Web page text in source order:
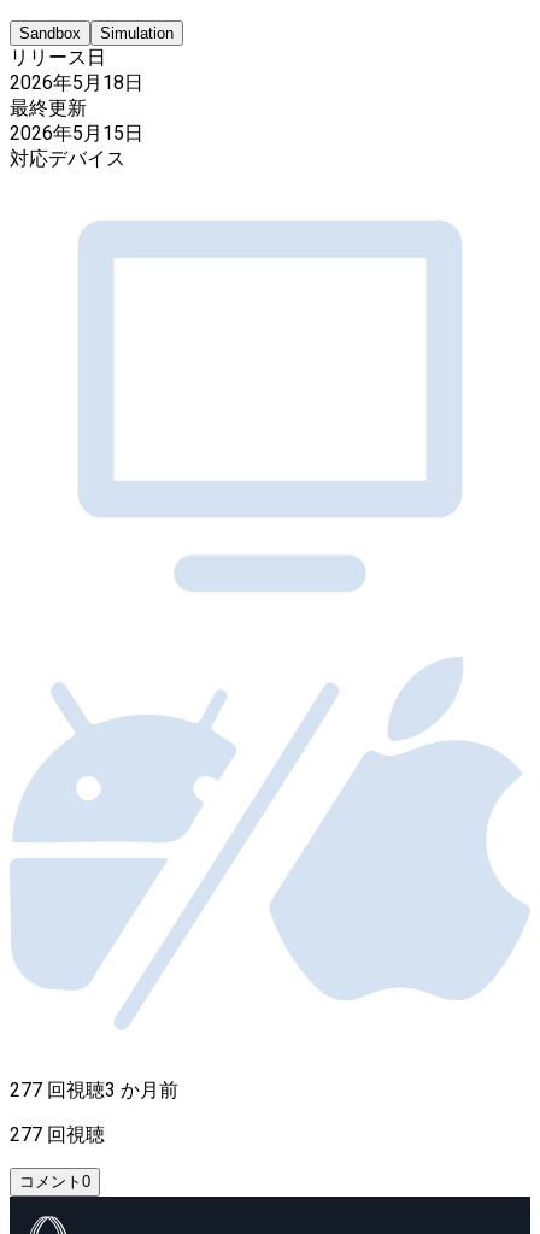
Sandbox Simulation
リリース日
2026年5月18日
最終更新
2026年5月15日
対応デバイス
277 回視聴3 か月前
277 回視聴
コメント 0